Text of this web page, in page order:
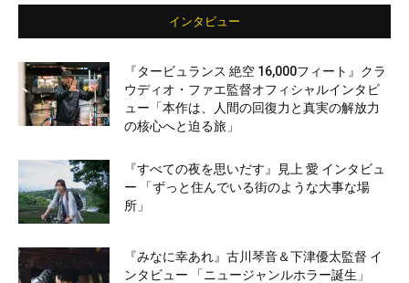
インタビュー
『タービュランス 絶空 16,000フィート』クラ
ウディオ・ファエ監督オフィシャルインタビ
ュー「本作は、人間の回復力と真実の解放力
の核心へと迫る旅」
『すべての夜を思いだす』見上 愛 インタビュ
ー 「ずっと住んでいる街のような大事な場
所」
『みなに幸あれ』古川琴音＆下津優太監督 イ
ンタビュー 「ニュージャンルホラー誕生」